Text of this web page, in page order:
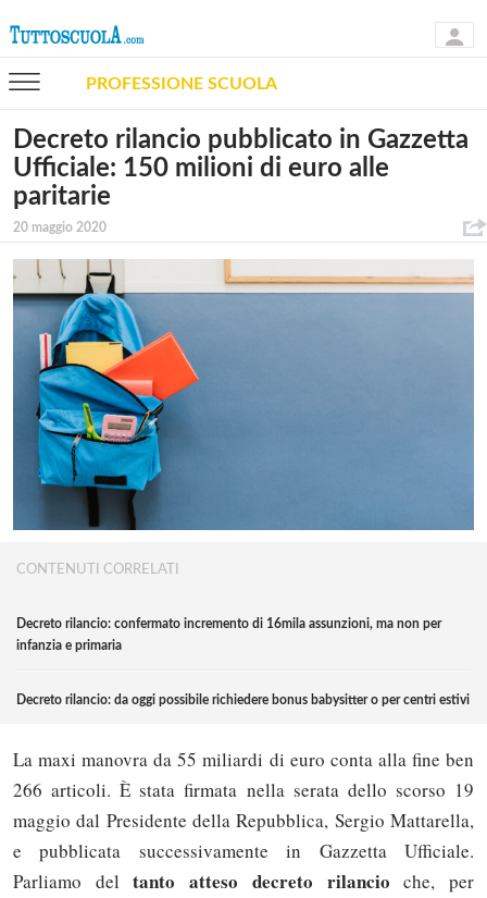
PROFESSIONE SCUOLA
Decreto rilancio pubblicato in Gazzetta
Ufficiale: 150 milioni di euro alle
paritarie
20 maggio 2020
CONTENUTI CORRELATI
Decreto rilancio: confermato incremento di 16mila assunzioni, ma non per
infanzia e primaria
Decreto rilancio: da oggi possibile richiedere bonus babysitter o per centri estivi
La maxi manovra da 55 miliardi di euro conta alla fine ben
266 articoli. È stata firmata nella serata dello scorso 19
maggio dal Presidente della Repubblica, Sergio Mattarella,
e pubblicata successivamente in Gazzetta Ufficiale.
Parliamo deltanto atteso decreto rilancio che, per